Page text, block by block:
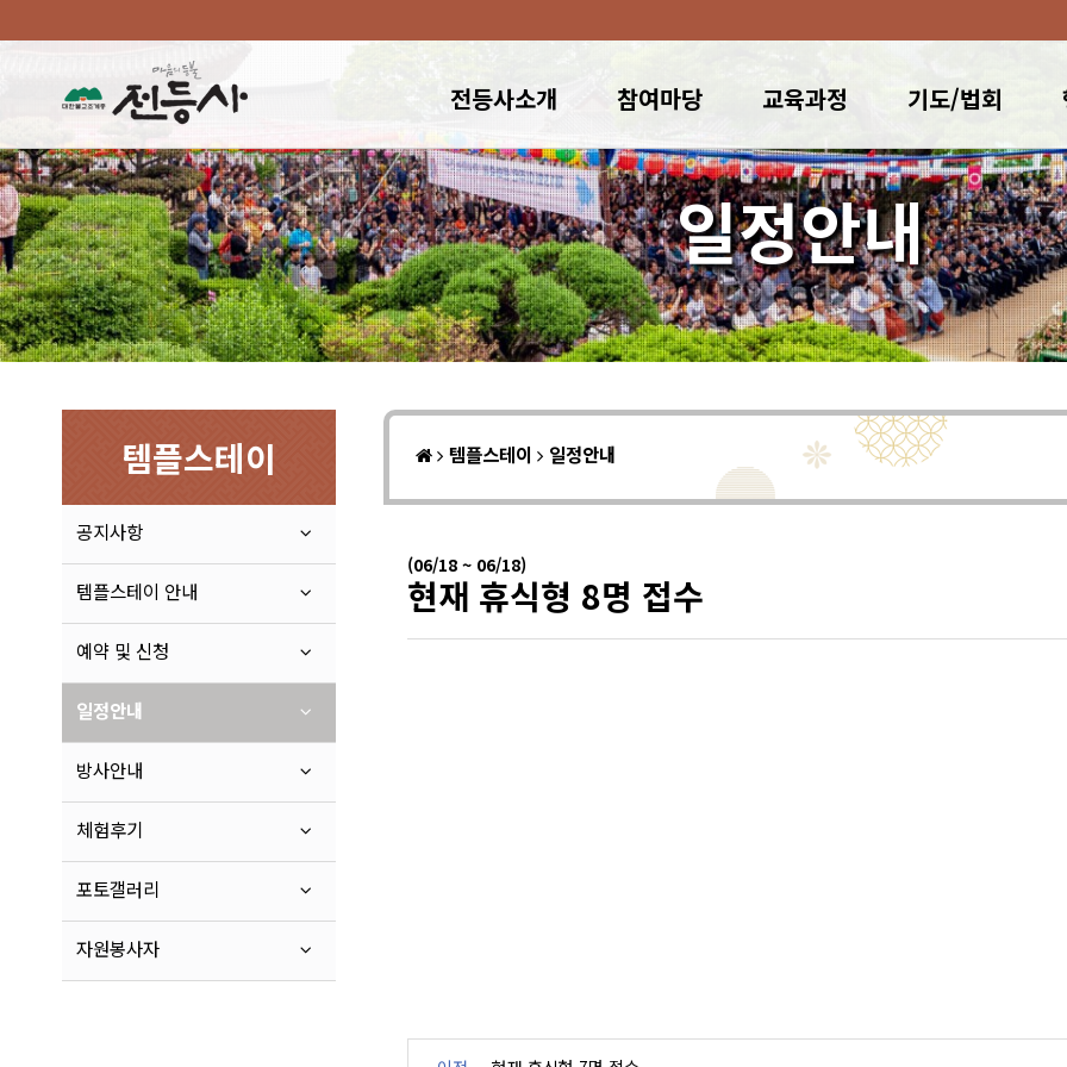
전등사소개 참여마당 교육과정 기도/법회
일정안내
템플스테이
공지사항
템플스테이 안내
예약 및 신청
일정안내
방사안내
체험후기
포토갤러리
자원봉사자
템플스테이 일정안내
(06/18 ~ 06/18)
현재 휴식형 8명 접수